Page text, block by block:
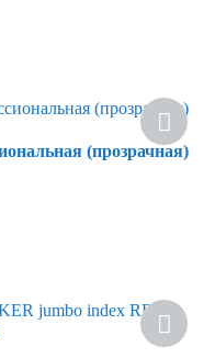
(прозрачная)